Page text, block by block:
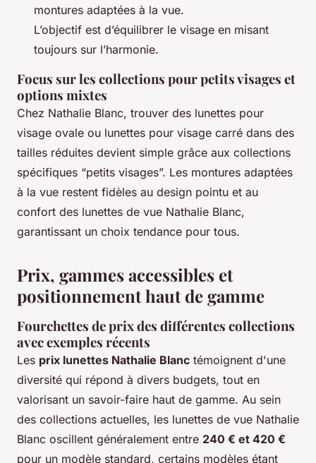
montures adaptées à la vue.
L’objectif est d’équilibrer le visage en misant
toujours sur l’harmonie.
Focus sur les collections pour petits visages et
options mixtes
Chez Nathalie Blanc, trouver des lunettes pour
visage ovale ou lunettes pour visage carré dans des
tailles réduites devient simple grâce aux collections
spécifiques “petits visages”. Les montures adaptées
à la vue restent fidèles au design pointu et au
confort des lunettes de vue Nathalie Blanc,
garantissant un choix tendance pour tous.
Prix, gammes accessibles et
positionnement haut de gamme
Fourchettes de prix des différentes collections
avec exemples récents
Les prix lunettes Nathalie Blanc témoignent d'une
diversité qui répond à divers budgets, tout en
valorisant un savoir-faire haut de gamme. Au sein
des collections actuelles, les lunettes de vue Nathalie
Blanc oscillent généralement entre 240 € et 420 €
pour un modèle standard, certains modèles étant